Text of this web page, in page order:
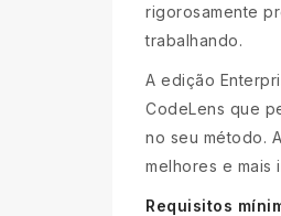
rigorosamente
trabalhando.
A edição
CodeLens que
no seu método.
melhores e mais
Requisitos